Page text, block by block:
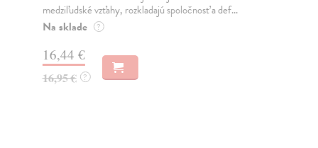
medziľudské vzťahy, rozkladajú spoločnosť a def...
Na sklade ?
16,44 €
16,95 € ?